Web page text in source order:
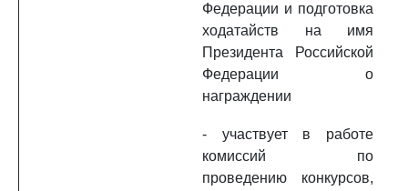
Федерации и подготовка
ходатайств на имя
Президента Российской
Федерации о
награждении
- участвует в работе
комиссий по
проведению конкурсов,